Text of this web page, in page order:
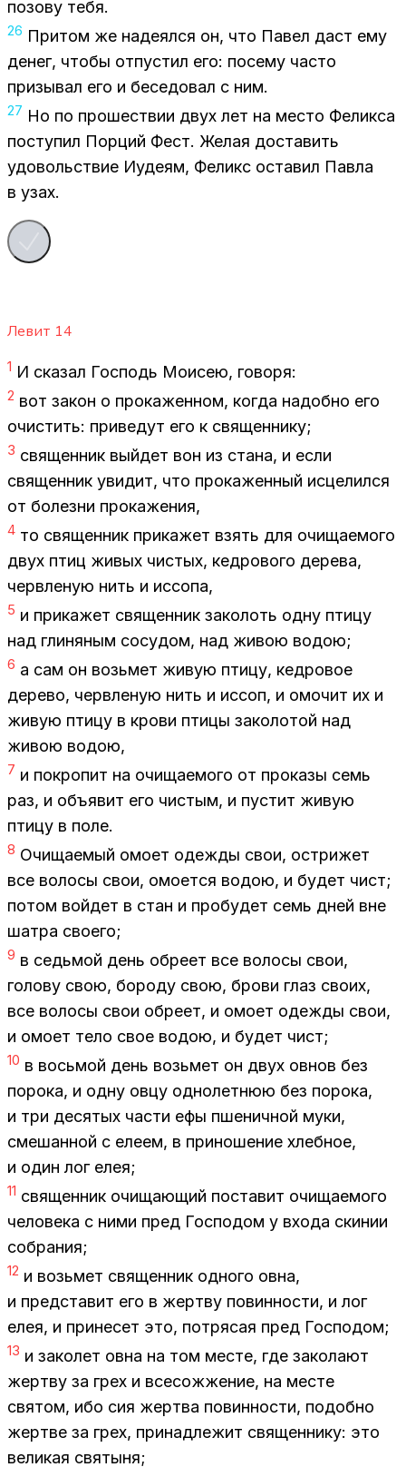
по­зо­ву тебя.
26 При­том же на­де­ял­ся он, что Па­вел даст ему
де­нег, что­бы от­пу­стил его: по­се­му ча­сто
при­зы­вал его и бе­се­до­вал с ним.
27 Но по про­ше­ствии двух лет на ме­сто Фе­лик­са
по­сту­пил Пор­ций Фест. Же­лая до­ста­вить
удо­воль­ствие Иуде­ям, Фе­ликс оста­вил Пав­ла
в узах.
Левит 14
1 И ска­зал Гос­подь Мо­и­сею, го­во­ря:
2 вот за­кон о про­ка­жен­ном, ко­гда на­доб­но его
очи­стить: при­ве­дут его к свя­щен­ни­ку;
3 свя­щен­ник вый­дет вон из ста­на, и если
свя­щен­ник уви­дит, что про­ка­жен­ный ис­це­лил­ся
от бо­лез­ни про­ка­же­ния,
4 то свя­щен­ник при­ка­жет взять для очи­ща­е­мо­го
двух птиц жи­вых чи­стых, кед­ро­во­го де­ре­ва,
черв­ле­ную нить и ис­со­па,
5 и при­ка­жет свя­щен­ник за­ко­лоть одну пти­цу
над гли­ня­ным со­су­дом, над жи­вою во­дою;
6 а сам он возь­мет жи­вую пти­цу, кед­ро­вое
де­ре­во, черв­ле­ную нить и ис­соп, и омо­чит их и
жи­вую пти­цу в кро­ви пти­цы за­ко­ло­той над
жи­вою во­дою,
7 и по­кро­пит на очи­ща­е­мо­го от про­ка­зы семь
раз, и объ­явит его чи­стым, и пу­стит жи­вую
пти­цу в поле.
8 Очи­ща­е­мый омо­ет одеж­ды свои, остри­жет
все во­ло­сы свои, омо­ет­ся во­дою, и бу­дет чист;
по­том вой­дет в стан и про­бу­дет семь дней вне
шат­ра сво­е­го;
9 в седь­мой день обре­ет все во­ло­сы свои,
го­ло­ву свою, бо­ро­ду свою, бро­ви глаз сво­их,
все во­ло­сы свои обре­ет, и омо­ет одеж­ды свои,
и омо­ет тело свое во­дою, и бу­дет чист;
10 в вось­мой день возь­мет он двух ов­нов без
по­ро­ка, и одну овцу од­но­лет­нюю без по­ро­ка,
и три де­ся­тых ча­сти ефы пше­нич­ной муки,
сме­шан­ной с еле­ем, в при­но­ше­ние хлеб­ное,
и один лог елея;
11 свя­щен­ник очи­ща­ю­щий по­ста­вит очи­ща­е­мо­го
че­ло­ве­ка с ними пред Гос­по­дом у вхо­да ски­нии
со­бра­ния;
12 и возь­мет свя­щен­ник од­но­го овна,
и пред­ста­вит его в жерт­ву по­вин­но­сти, и лог
елея, и при­не­сет это, по­тря­сая пред Гос­по­дом;
13 и за­ко­лет овна на том ме­сте, где за­ко­ла­ют
жерт­ву за грех и все­со­жже­ние, на ме­сте
свя­том, ибо сия жерт­ва по­вин­но­сти, по­доб­но
жерт­ве за грех, при­над­ле­жит свя­щен­ни­ку: это
ве­ли­кая свя­ты­ня;